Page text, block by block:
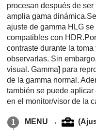
procesan después de
amplia gama
ajuste de gamma HLG
compatibles con
contraste durante la
observarlas. Sin
visual. Gamma] para
de la gamma normal.
también se puede
en el monitor/visor de la
MENU → (